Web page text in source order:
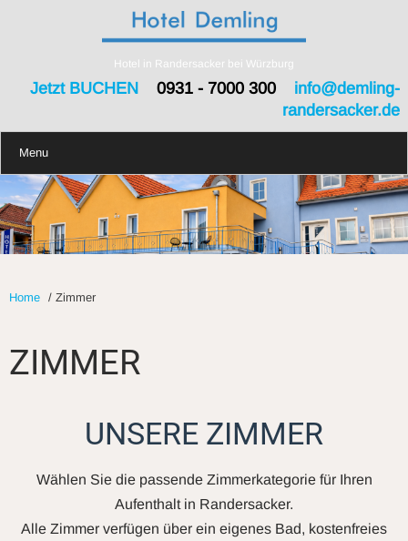
Hotel in Randersacker bei Würzburg
Jetzt BUCHEN0931 - 7000 300 info@demling-
randersacker.de
Menu
Home / Zimmer
ZIMMER
UNSERE ZIMMER
Wählen Sie die passende Zimmerkategorie für Ihren
Aufenthalt in Randersacker.
Alle Zimmer verfügen über ein eigenes Bad, kostenfreies